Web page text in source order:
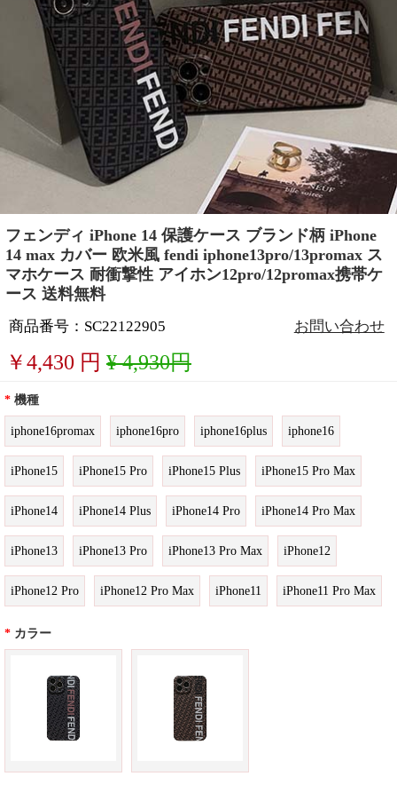
フェンディ iPhone 14 保護ケース ブランド柄 iPhone
14 max カバー 欧米風 fendi iphone13pro/13promax ス
マホケース 耐衝撃性 アイホン12pro/12promax携帯ケ
ース 送料無料
商品番号：SC22122905 お問い合わせ
￥4,430 円 ¥ 4,930円
* 機種
iphone16promax iphone16pro iphone16plus iphone16
iPhone15 iPhone15 Pro iPhone15 Plus iPhone15 Pro Max
iPhone14 iPhone14 Plus iPhone14 Pro iPhone14 Pro Max
iPhone13 iPhone13 Pro iPhone13 Pro Max iPhone12
iPhone12 Pro iPhone12 Pro Max iPhone11 iPhone11 Pro Max
* カラー